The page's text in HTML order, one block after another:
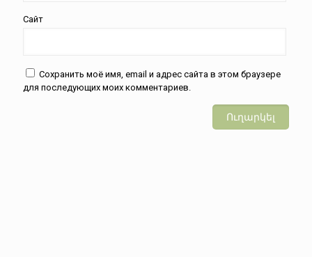
Сайт
Сохранить моё имя, email и адрес сайта в этом браузере
для последующих моих комментариев.